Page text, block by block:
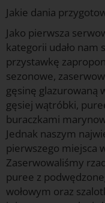
Jakie dania
Jako pierwsza
kategorii udało nam
przystawkę
sezonowe,
gęsinę glazurowaną
gęsiej wątróbki,
buraczkami
Jednak naszym
pierwszego miejsca
Zaserwowaliśmy
puree z
wołowym oraz